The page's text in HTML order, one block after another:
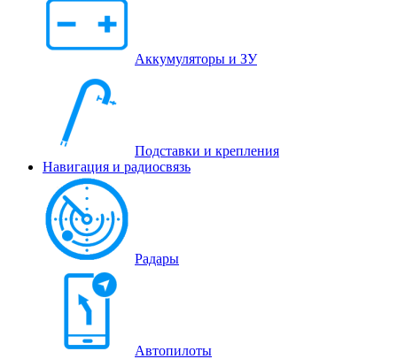
Аккумуляторы и ЗУ
Подставки и крепления
Навигация и радиосвязь
Радары
Автопилоты